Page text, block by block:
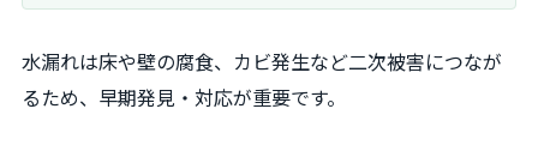
水漏れは床や壁の腐食、カビ発生など二次被害につなが
るため、早期発見・対応が重要です。